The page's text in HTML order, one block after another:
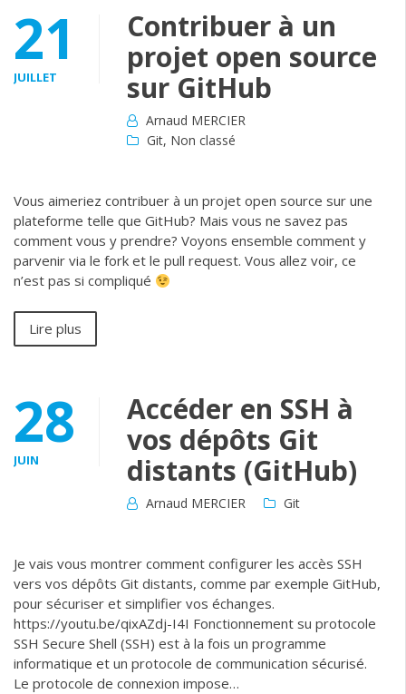
21
JUILLET
Contribuer à un
projet open source
sur GitHub
Arnaud MERCIER
Git, Non classé
Vous aimeriez contribuer à un projet open source sur une
plateforme telle que GitHub? Mais vous ne savez pas
comment vous y prendre? Voyons ensemble comment y
parvenir via le fork et le pull request. Vous allez voir, ce
n’est pas si compliqué
Lire plus
28
JUIN
Accéder en SSH à
vos dépôts Git
distants (GitHub)
Arnaud MERCIER Git
Je vais vous montrer comment configurer les accès SSH
vers vos dépôts Git distants, comme par exemple GitHub,
pour sécuriser et simplifier vos échanges.
https://youtu.be/qixAZdj-I4I Fonctionnement su protocole
SSH Secure Shell (SSH) est à la fois un programme
informatique et un protocole de communication sécurisé.
Le protocole de connexion impose…